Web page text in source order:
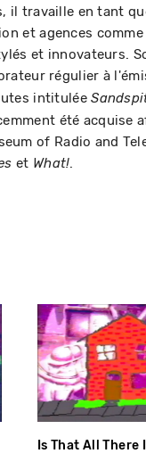
il travaille en tant
et agences
et innovateurs.
régulier à
intitulée
été
of Radio and
et What!.
Is That All There